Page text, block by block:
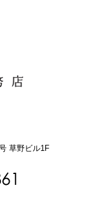
草野ビル1F